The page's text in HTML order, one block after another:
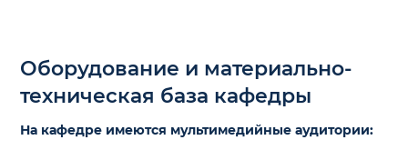
Оборудование и материально-
техническая база кафедры
На кафедре имеются мультимедийные аудитории: